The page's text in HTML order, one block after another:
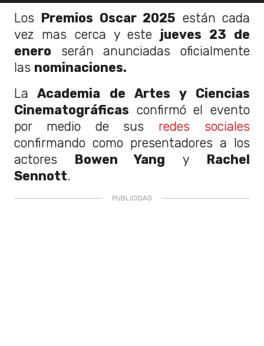
Los Premios Oscar 2025 están cada
vez mas cerca y este jueves 23 de
enero serán anunciadas oficialmente
las nominaciones.
La Academia de Artes y Ciencias
Cinematográficas confirmó el evento
por medio de sus redes sociales
confirmando como presentadores a los
actores Bowen Yang y Rachel
Sennott.